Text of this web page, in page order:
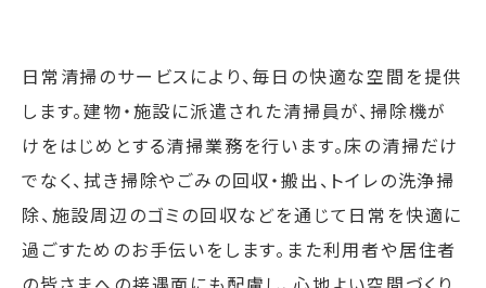
日常清掃のサービスにより、毎日の快適な空間を提供
します。建物・施設に派遣された清掃員が、掃除機が
けをはじめとする清掃業務を行います。床の清掃だけ
でなく、拭き掃除やごみの回収・搬出、トイレの洗浄掃
除、施設周辺のゴミの回収などを通じて日常を快適に
過ごすためのお手伝いをします。また利用者や居住者